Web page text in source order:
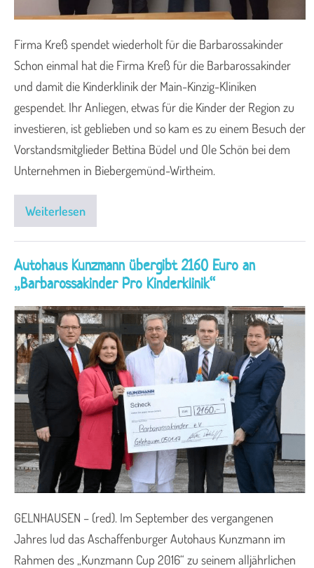
Firma Kreß spendet wiederholt für die Barbarossakinder
Schon einmal hat die Firma Kreß für die Barbarossakinder
und damit die Kinderklinik der Main-Kinzig-Kliniken
gespendet. Ihr Anliegen, etwas für die Kinder der Region zu
investieren, ist geblieben und so kam es zu einem Besuch der
Vorstandsmitglieder Bettina Büdel und Ole Schön bei dem
Unternehmen in Biebergemünd-Wirtheim.
Weiterlesen
Autohaus Kunzmann übergibt 2160 Euro an
„Barbarossakinder Pro Kinderklinik“
GELNHAUSEN – (red). Im September des vergangenen
Jahres lud das Aschaffenburger Autohaus Kunzmann im
Rahmen des „Kunzmann Cup 2016“ zu seinem alljährlichen